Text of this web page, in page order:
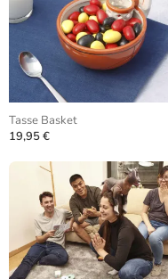
Tasse Basket
19,95 €